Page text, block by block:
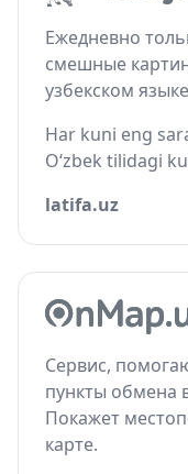
Ежедневно
смешные
узбекском
Har kuni eng
O‘zbek tilidagi
latifa.uz
Сервис,
пункты обмена
Покажет
карте.